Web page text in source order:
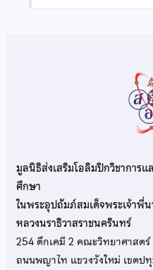
มูลนิธิส่งเสริมโอลิมปิกวิชาการ
ศึกษา
ในพระอุปถัมภ์สมเด็จพระเจ้าพี่
หลวงนราธิวาสราชนครินทร์
254 ตึกเคมี 2 คณะวิทยาศาสต
ถนนพญาไท แขวงวังใหม่ เขตป